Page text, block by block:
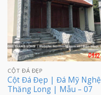
CỘT ĐÁ ĐẸP
Cột Đá Đẹp | Đá Mỹ Nghệ
Thăng Long | Mẫu – 07